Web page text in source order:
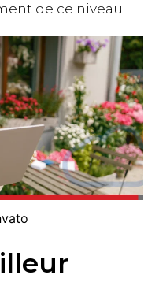
de ce niveau